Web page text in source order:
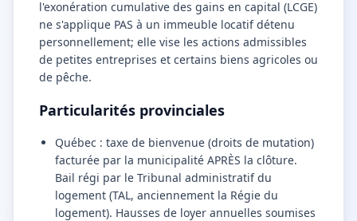
l'exonération cumulative des gains en capital (LCGE)
ne s'applique PAS à un immeuble locatif détenu
personnellement; elle vise les actions admissibles
de petites entreprises et certains biens agricoles ou
de pêche.
Particularités provinciales
Québec : taxe de bienvenue (droits de mutation)
facturée par la municipalité APRÈS la clôture.
Bail régi par le Tribunal administratif du
logement (TAL, anciennement la Régie du
logement). Hausses de loyer annuelles soumises